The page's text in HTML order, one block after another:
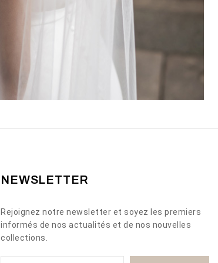
NEWSLETTER
Rejoignez notre newsletter et soyez les premiers
informés de nos actualités et de nos nouvelles
collections.